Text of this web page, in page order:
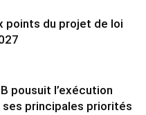
points du projet de loi
pousuit l’exécution
ses principales priorités